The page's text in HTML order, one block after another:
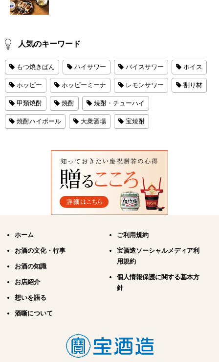
人気のキーワード
もつ焼きばん ハイサワー バイスサワー ホイス
ホッピー ホッピーミーナ レモンサワー 割り材
甲類焼酎 焼酎 焼酎・チューハイ
焼酎ハイボール 大衆酒場 宝焼酎
ホーム
お酒の文化・行事
お酒の知識
お店紹介
想いを語る
酒噺について
ご利用規約
宝酒造ソーシャルメディア利
用規約
個人情報保護に関する基本方
針